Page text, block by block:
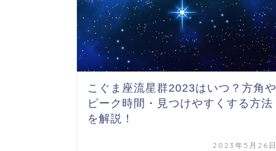
こぐま座流星群2023はいつ？方角や
ピーク時間・見つけやすくする方法
を解説！
2023年5月26日